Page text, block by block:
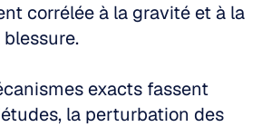
corrélée à la gravité et à la
exacts fassent
la perturbation des